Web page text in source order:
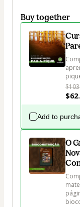
Buy together
Add to
O